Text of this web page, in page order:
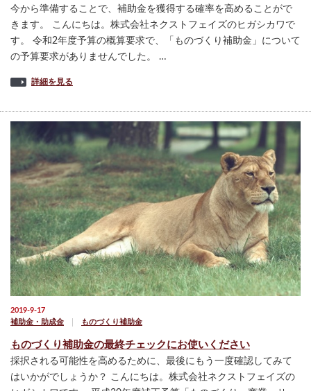
今から準備することで、補助金を獲得する確率を高めることがで
きます。 こんにちは。株式会社ネクストフェイズのヒガシカワで
す。 令和2年度予算の概算要求で、「ものづくり補助金」について
の予算要求がありませんでした。 …
詳細を見る
2019-9-17
補助金・助成金
ものづくり補助金
ものづくり補助金の最終チェックにお使いください
採択される可能性を高めるために、最後にもう一度確認してみて
はいかがでしょうか？ こんにちは。株式会社ネクストフェイズの